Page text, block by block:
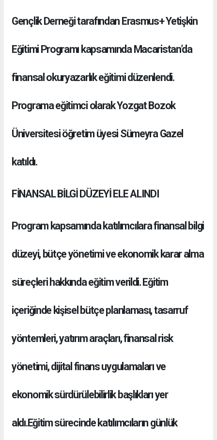
Gençlik Derneği tarafından Erasmus+ Yetişkin
Eğitimi Programı kapsamında Macaristan’da
finansal okuryazarlık eğitimi düzenlendi.
Programa eğitimci olarak Yozgat Bozok
Üniversitesi öğretim üyesi Sümeyra Gazel
katıldı.
FİNANSAL BİLGİ DÜZEYİ ELE ALINDI
Program kapsamında katılımcılara finansal bilgi
düzeyi, bütçe yönetimi ve ekonomik karar alma
süreçleri hakkında eğitim verildi. Eğitim
içeriğinde kişisel bütçe planlaması, tasarruf
yöntemleri, yatırım araçları, finansal risk
yönetimi, dijital finans uygulamaları ve
ekonomik sürdürülebilirlik başlıkları yer
aldı.Eğitim sürecinde katılımcıların günlük